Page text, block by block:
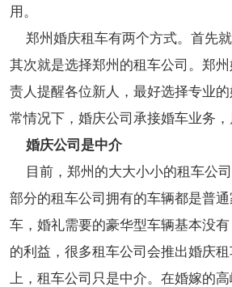
用。
郑州婚庆租车有两个方式。首先就
其次就是选择郑州的租车公司。郑
责人提醒各位新人，最好选择专业
常情况下，婚庆公司承接婚车业务，
婚庆公司是中介
目前，郑州的大大小小的租车公
部分的租车公司拥有的车辆都是普
车，婚礼需要的豪华型车辆基本没
的利益，很多租车公司会推出婚庆
上，租车公司只是中介。在婚嫁的